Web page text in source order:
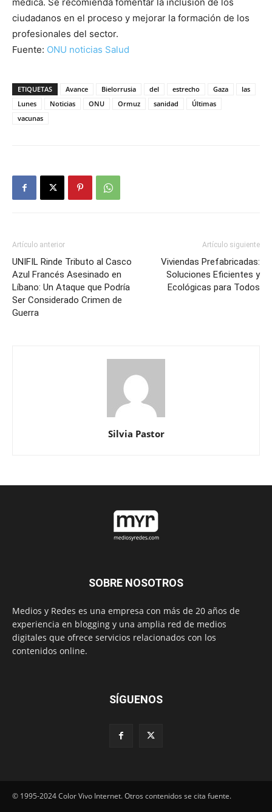
ciudadanos en el proceso y mejorar la formación de los
profesionales del sector.
Fuente: ONU noticias Salud
ETIQUETAS Avance Bielorrusia del estrecho Gaza
las
Lunes
Noticias ONU Ormuz sanidad
Últimas
vacunas
Artículo anterior
UNIFIL Rinde Tributo al Casco
Azul Francés Asesinado en
Líbano: Un Ataque que Podría
Ser Considerado Crimen de
Guerra
Artículo siguiente
Viviendas Prefabricadas:
Soluciones Eficientes y
Ecológicas para Todos
Silvia Pastor
SOBRE NOSOTROS
Medios y Redes es una empresa con más de 20 años de
experiencia en blogging y una amplia red de medios
digitales que ofrece servicios relacionados con los
contenidos online.
SÍGUENOS
© 1995-2024 Color Vivo Internet. Otros contenidos se cita fuente.